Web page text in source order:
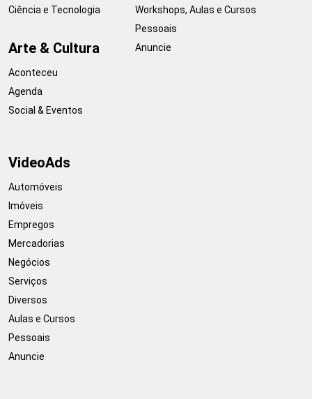
Ciência e Tecnologia
Arte & Cultura
Aconteceu
Agenda
Social & Eventos
Workshops, Aulas e Cursos
Pessoais
Anuncie
VideoAds
Automóveis
Imóveis
Empregos
Mercadorias
Negócios
Serviços
Diversos
Aulas e Cursos
Pessoais
Anuncie